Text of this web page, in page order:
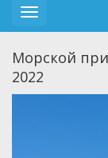
Toggle
Морской
2022